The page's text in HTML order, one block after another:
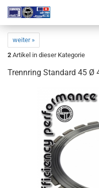
weiter »
2 Artikel in dieser Kategorie
Trennring Standard 45 Ø